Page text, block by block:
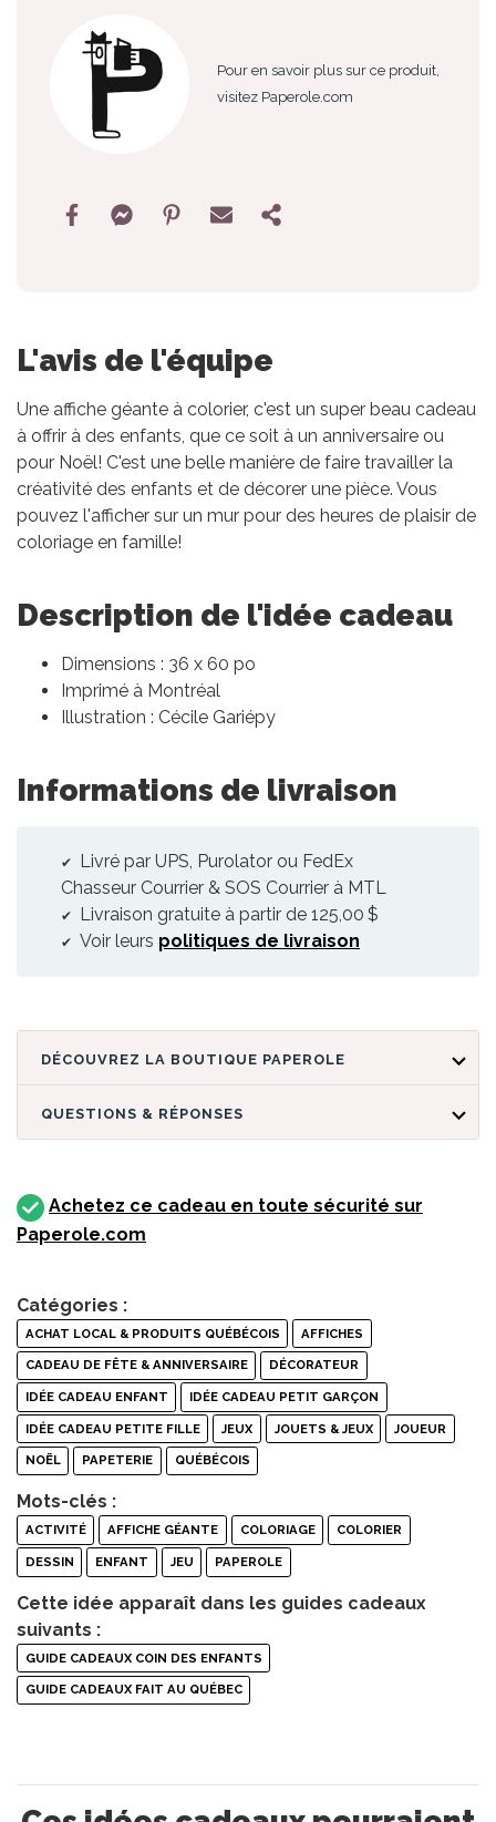
Pour en savoir plus sur ce produit,
visitez Paperole.com
L'avis de l'équipe
Une affiche géante à colorier, c'est un super beau cadeau
à offrir à des enfants, que ce soit à un anniversaire ou
pour Noël! C'est une belle manière de faire travailler la
créativité des enfants et de décorer une pièce. Vous
pouvez l'afficher sur un mur pour des heures de plaisir de
coloriage en famille!
Description de l'idée cadeau
Dimensions : 36 x 60 po
Imprimé à Montréal
Illustration : Cécile Gariépy
Informations de livraison
Livré par UPS, Purolator ou FedEx
Chasseur Courrier & SOS Courrier à MTL
Livraison gratuite à partir de 125,00 $
Voir leurs politiques de livraison
DÉCOUVREZ LA BOUTIQUE PAPEROLE
QUESTIONS & RÉPONSES
Achetez ce cadeau en toute sécurité sur
Paperole.com
Catégories :
ACHAT LOCAL & PRODUITS QUÉBÉCOIS AFFICHES
CADEAU DE FÊTE & ANNIVERSAIRE DÉCORATEUR
IDÉE CADEAU ENFANT IDÉE CADEAU PETIT GARÇON
IDÉE CADEAU PETITE FILLE JEUX JOUETS & JEUX JOUEUR
NOËL PAPETERIE QUÉBÉCOIS
Mots-clés :
ACTIVITÉ AFFICHE GÉANTE COLORIAGE COLORIER
DESSIN ENFANT JEU PAPEROLE
Cette idée apparaît dans les guides cadeaux
suivants :
GUIDE CADEAUX COIN DES ENFANTS
GUIDE CADEAUX FAIT AU QUÉBEC